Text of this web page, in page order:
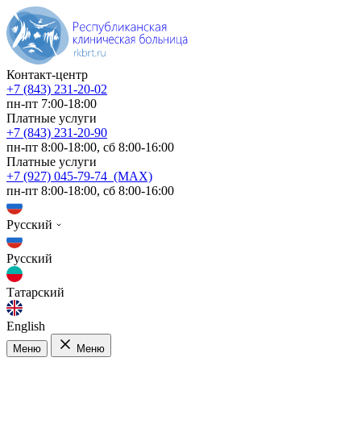
Контакт-центр
+7 (843) 231-20-02
пн-пт 7:00-18:00
Платные услуги
+7 (843) 231-20-90
пн-пт 8:00-18:00, сб 8:00-16:00
Платные услуги
+7 (927) 045-79-74 (MAX)
пн-пт 8:00-18:00, сб 8:00-16:00
Русский
Русский
Татарский
English
Меню Меню